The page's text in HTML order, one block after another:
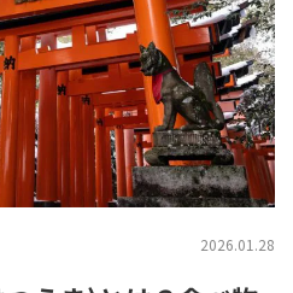
2026.01.28